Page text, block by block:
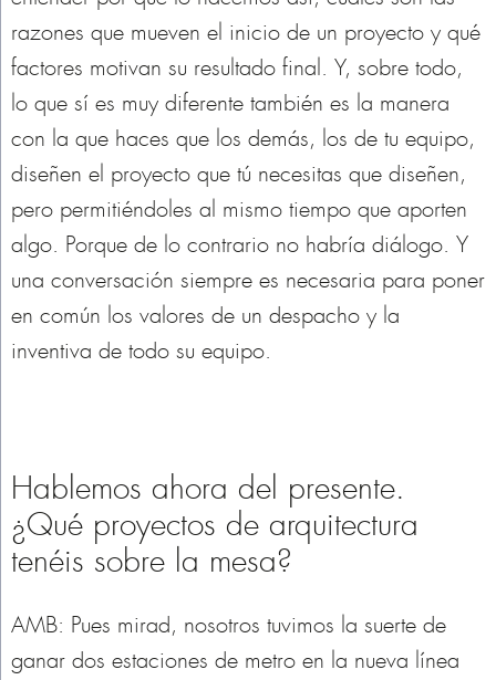
razones que mueven el inicio de un proyecto y qué
factores motivan su resultado final. Y, sobre todo,
lo que sí es muy diferente también es la manera
con la que haces que los demás, los de tu equipo,
diseñen el proyecto que tú necesitas que diseñen,
pero permitiéndoles al mismo tiempo que aporten
algo. Porque de lo contrario no habría diálogo. Y
una conversación siempre es necesaria para poner
en común los valores de un despacho y la
inventiva de todo su equipo.
Hablemos ahora del presente.
¿Qué proyectos de arquitectura
tenéis sobre la mesa?
AMB: Pues mirad, nosotros tuvimos la suerte de
ganar dos estaciones de metro en la nueva línea